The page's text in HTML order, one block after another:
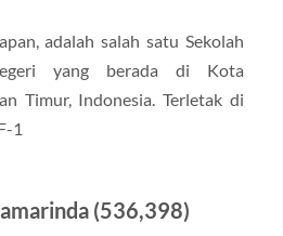
adalah salah satu Sekolah
yang berada di Kota
Timur, Indonesia. Terletak di
1
(536,398)